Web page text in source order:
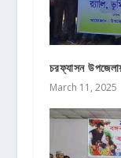
চরফ্যাসন
March 11, 2025